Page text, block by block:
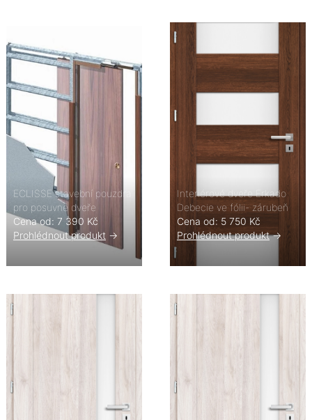
ECLISSE stavební pouzdra
pro posuvné dveře
Cena od: 7 390 Kč
Prohlédnout produkt ->
Interiérové dveře Erkado
Debecie ve fólii- zárubeň
Cena od: 5 750 Kč
Prohlédnout produkt->